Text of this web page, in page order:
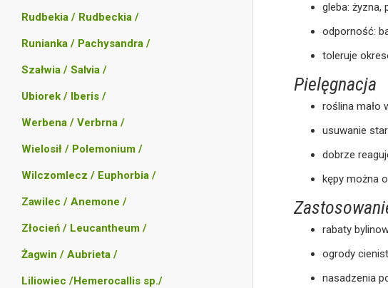
Rudbekia / Rudbeckia /
Runianka / Pachysandra /
Szałwia / Salvia /
Ubiorek / Iberis /
Werbena / Verbrna /
Wielosił / Polemonium /
Wilczomlecz / Euphorbia /
Zawilec / Anemone /
Złocień / Leucantheum /
Żagwin / Aubrieta /
Liliowiec /Hemerocallis sp./
gleba: żyzna,
odporność:
toleruje
Pielęgnacja
roślina mało
usuwanie
dobrze
kępy można
rabaty
ogrody
nasadzenia